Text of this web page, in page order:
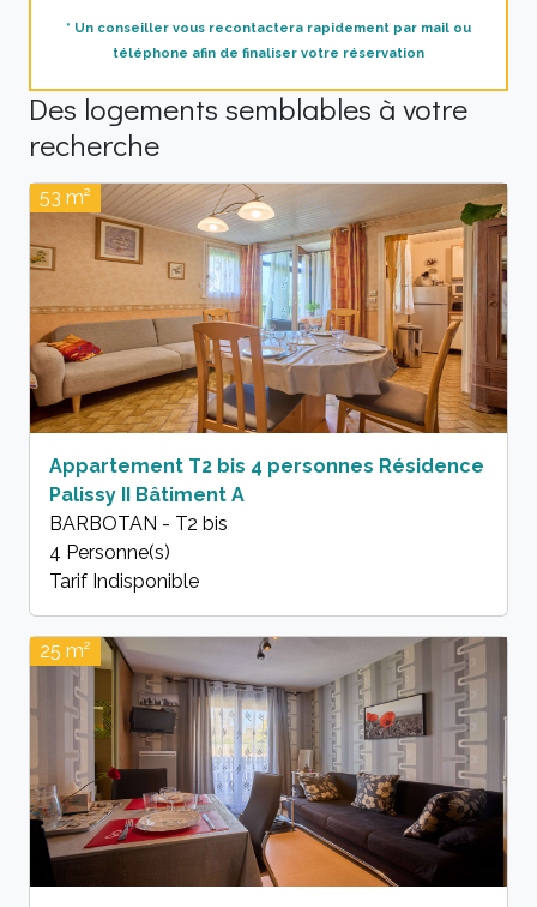
* Un conseiller vous recontactera rapidement par mail ou
téléphone afin de finaliser votre réservation
Des logements semblables à votre
recherche
53 m²
Appartement T2 bis 4 personnes Résidence
Palissy II Bâtiment A
BARBOTAN - T2 bis
4 Personne(s)
Tarif Indisponible
25 m²